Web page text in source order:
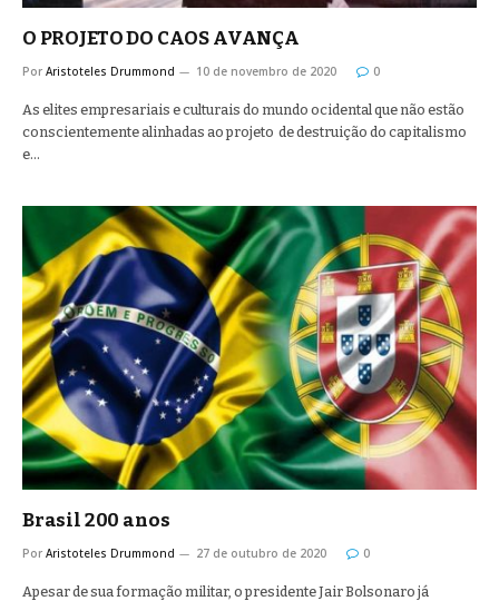
O PROJETO DO CAOS AVANÇA
Por Aristoteles Drummond 10 de novembro de 2020 0
As elites empresariais e culturais do mundo ocidental que não estão
conscientemente alinhadas ao projeto de destruição do capitalismo
e…
Brasil 200 anos
Por Aristoteles Drummond 27 de outubro de 2020 0
Apesar de sua formação militar, o presidente Jair Bolsonaro já